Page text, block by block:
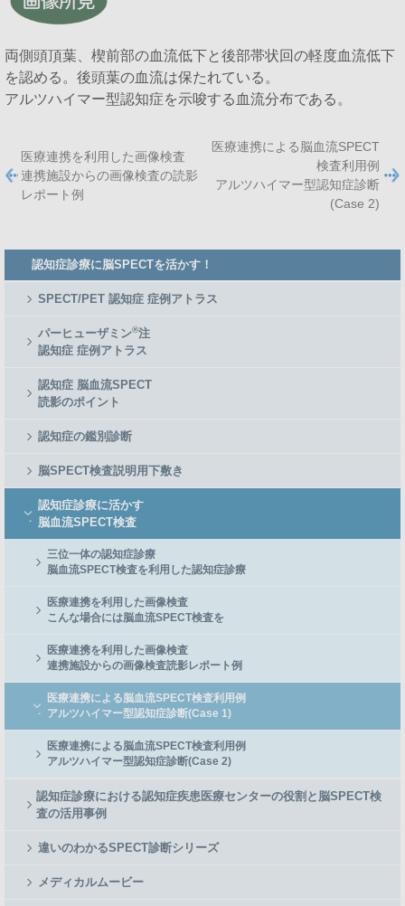
両側頭頂葉、楔前部の血流低下と後部帯状回の軽度血流低下
を認める。後頭葉の血流は保たれている。
アルツハイマー型認知症を示唆する血流分布である。
医療連携を利用した画像検査
連携施設からの画像検査の読影
レポート例
医療連携による脳血流SPECT
検査利用例
アルツハイマー型認知症診断
(Case 2)
Member
Side
認知症診療に脳SPECTを活かす！
SPECT/PET 認知症 症例アトラス
パーヒューザミン®注
認知症 症例アトラス
認知症 脳血流SPECT
読影のポイント
認知症の鑑別診断
脳SPECT検査説明用下敷き
認知症診療に活かす
脳血流SPECT検査
三位一体の認知症診療
脳血流SPECT検査を利用した認知症診療
医療連携を利用した画像検査
こんな場合には脳血流SPECT検査を
医療連携を利用した画像検査
連携施設からの画像検査読影レポート例
医療連携による脳血流SPECT検査利用例
アルツハイマー型認知症診断(Case 1)
医療連携による脳血流SPECT検査利用例
アルツハイマー型認知症診断(Case 2)
認知症診療における認知症疾患医療センターの役割と脳SPECT検
査の活用事例
違いのわかるSPECT診断シリーズ
メディカルムービー